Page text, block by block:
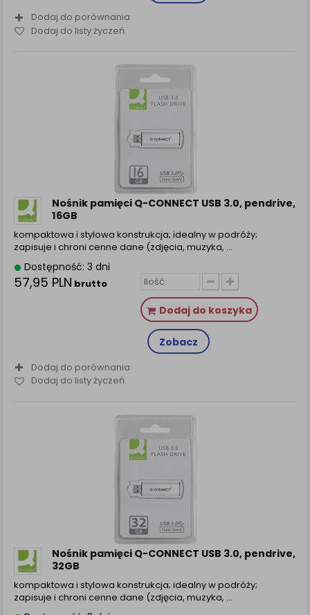
Dodaj do porównania
Dodaj do listy życzeń
Nośnik pamięci Q-CONNECT USB 3.0, pendrive,
16GB
kompaktowa i stylowa konstrukcja; idealny w podróży;
zapisuje i chroni cenne dane (zdjęcia, muzyka, ...
Dostępność: 3 dni
57,95 PLN brutto
Dodaj do koszyka
Zobacz
Dodaj do porównania
Dodaj do listy życzeń
Nośnik pamięci Q-CONNECT USB 3.0, pendrive,
32GB
kompaktowa i stylowa konstrukcja; idealny w podróży;
zapisuje i chroni cenne dane (zdjęcia, muzyka, ...